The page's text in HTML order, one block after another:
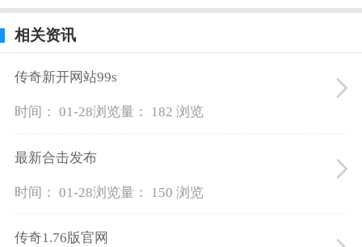
相关资讯
传奇新开网站99s
时间： 01-28浏览量： 182 浏览
最新合击发布
时间： 01-28浏览量： 150 浏览
传奇1.76版官网